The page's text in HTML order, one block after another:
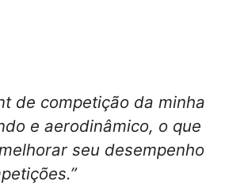
de competição da minha
e aerodinâmico, o que
seu desempenho